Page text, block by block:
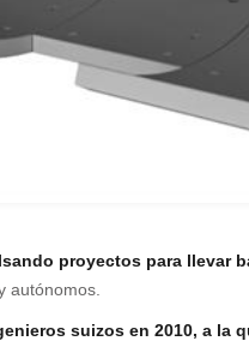
proyectos para llevar
autónomos.
suizos en 2010, a la